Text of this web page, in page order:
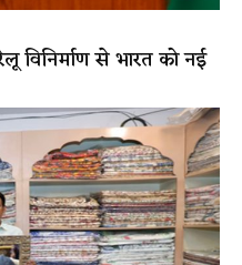
से भारत को नई